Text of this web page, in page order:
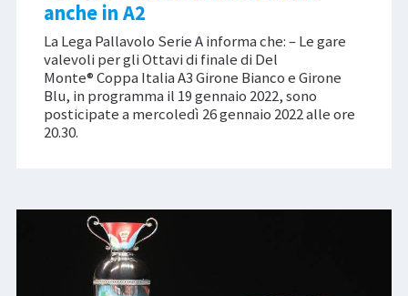
anche in A2
La Lega Pallavolo Serie A informa che: – Le gare
valevoli per gli Ottavi di finale di Del
Monte® Coppa Italia A3 Girone Bianco e Girone
Blu, in programma il 19 gennaio 2022, sono
posticipate a mercoledì 26 gennaio 2022 alle ore
20.30.